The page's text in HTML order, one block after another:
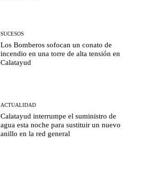
SUCESOS
Los Bomberos sofocan un conato de
incendio en una torre de alta tensión en
Calatayud
ACTUALIDAD
Calatayud interrumpe el suministro de
agua esta noche para sustituir un nuevo
anillo en la red general